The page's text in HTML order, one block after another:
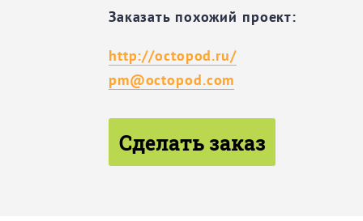
Заказать похожий проект:
http://octopod.ru/
pm@octopod.com
Сделать заказ